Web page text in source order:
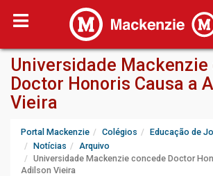
Universidade Mackenzie
Doctor Honoris Causa a
Vieira
Portal Mackenzie Colégios
Educação de
Notícias
Arquivo
Universidade Mackenzie concede Doctor
Adilson Vieira